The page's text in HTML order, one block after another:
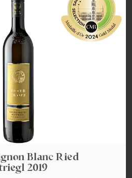
Blanc Ried
2019